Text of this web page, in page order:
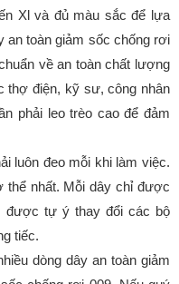
Xl và đủ màu sắc để lựa
an toàn giảm sốc chống rơi
về an toàn chất lượng
thợ điện, kỹ sư, công nhân
phải leo trèo cao để đảm
luôn đeo mỗi khi làm việc.
nhất. Mỗi dây chỉ được
được tự ý thay đổi các bộ
tiếc.
dòng dây an toàn giảm